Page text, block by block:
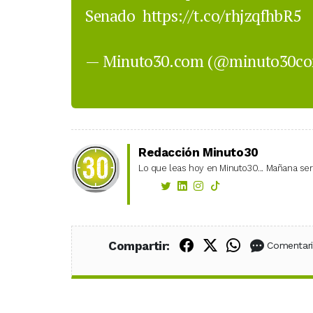
Senado https://t.co/rhjzqfhbR5
— Minuto30.com
Redacción Minuto30
Lo que leas hoy en Minuto30... Mañana
Compartir: Compartir en
Compartir en
Compartir